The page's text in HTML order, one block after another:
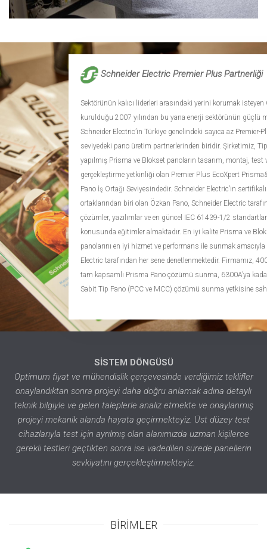
Schneider Electric Premier Plus Partnerliği
Sektörünün kalıcı liderleri arasındaki yerini korumak isteyen
kurulduğu 2007 yılından bu yana enerji sektörünün güçlü
Schneider Electric’in Türkiye genelindeki sayıca az Premier-
seviyedeki pano üretim partnerlerinden biridir. Şirketimiz,
yapılmış Prisma ve Blokset panoların tasarım, montaj, test
gerçekleştirme yetkinliği olan Premier Plus EcoXpert
Pano İş Ortağı Seviyesindedir. Schneider Electric’in sertifikalı
ortaklarından biri olan Özkan Pano, Schneider Electric
çözümler, yazılımlar ve en güncel IEC 61439-1/2
konusunda eğitimler almaktadır. En iyi kalite Prisma ve
panolarını en iyi hizmet ve performans ile sunmak amacıyla
Electric tarafından her sene denetlenmektedir. Firmamız,
tam kapsamlı Prisma Pano çözümü sunma, 6300A’ya
Sabit Tip Pano (PCC ve MCC) çözümü sunma yetkisine
SİSTEM DÖNGÜSÜ
Optimum fiyat ve mühendislik çerçevesinde verdiğimiz teklifler
onaylandıktan sonra projeyi daha doğru anlamak adına detaylı
teknik bilgiyle ve gelen taleplerle analiz etmekte ve onaylanmış
projeyi mekanik alanda hayata geçirmekteyiz. Üst düzey test
cihazlarıyla test için ayrılmış olan alanımızda uzman kişilerce
gerekli testleri geçtikten sonra ise vadedilen sürede panellerin
sevkiyatını gerçekleştirmekteyiz.
BİRİMLER